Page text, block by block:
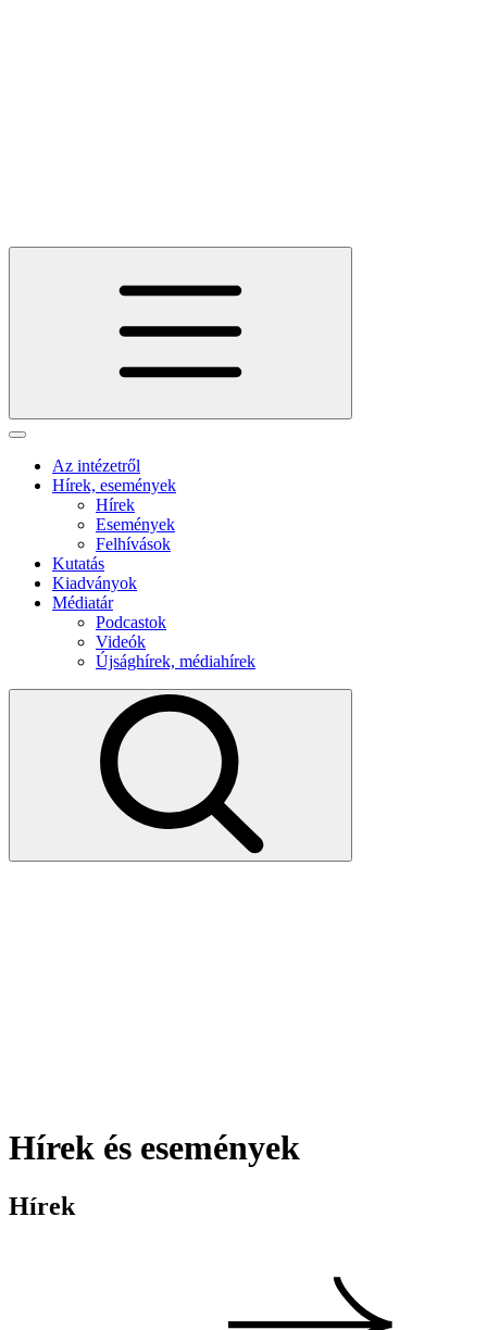
Az intézetről
Hírek, események
Hírek
Események
Felhívások
Kutatás
Kiadványok
Médiatár
Podcastok
Videók
Újsághírek, médiahírek
Hírek és események
Hírek